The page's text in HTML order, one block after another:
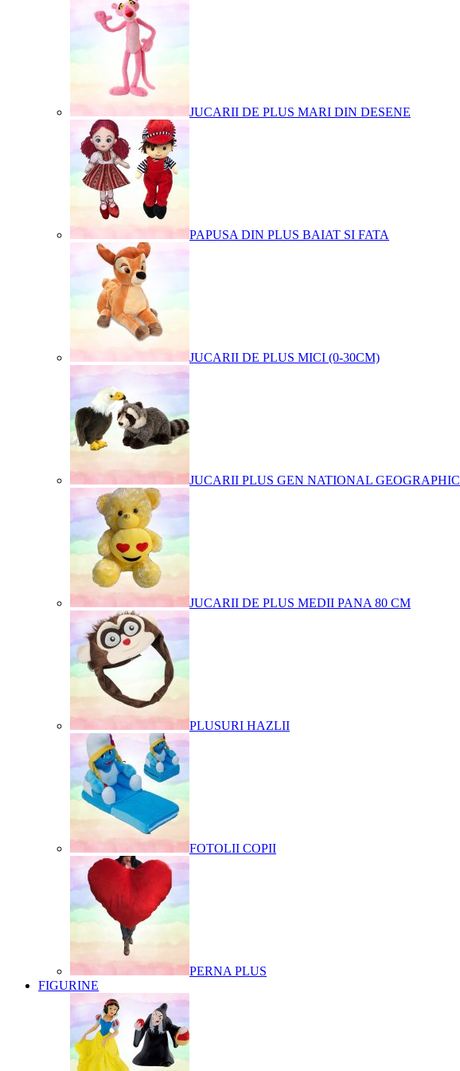
JUCARII DE PLUS MARI DIN DESENE
PAPUSA DIN PLUS BAIAT SI FATA
JUCARII DE PLUS MICI (0-30CM)
JUCARII PLUS GEN NATIONAL GEOGRAPHIC
JUCARII DE PLUS MEDII PANA 80 CM
PLUSURI HAZLII
FOTOLII COPII
PERNA PLUS
FIGURINE